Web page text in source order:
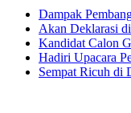
Dampak
Akan Deklarasi
Kandidat Calon
Hadiri Upacara
Sempat Ricuh di